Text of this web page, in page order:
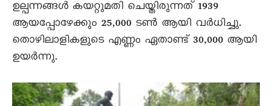
ഉല്പന്നങ്ങൾ കയറ്റുമതി ചെയ്തിരുന്നത് 1939
ആയപ്പോഴേക്കും 25,000 ടൺ ആയി വർധിച്ചു.
തൊഴിലാളികളുടെ എണ്ണം ഏതാണ്ട് 30,000 ആയി
ഉയർന്നു.